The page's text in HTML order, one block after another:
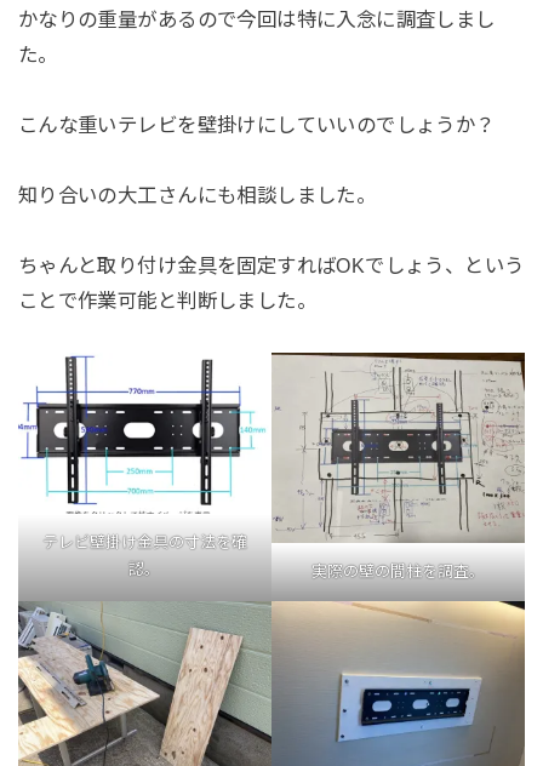
かなりの重量があるので今回は特に入念に調査しまし
た。
こんな重いテレビを壁掛けにしていいのでしょうか？
知り合いの大工さんにも相談しました。
ちゃんと取り付け金具を固定すればOKでしょう、という
ことで作業可能と判断しました。
テレビ壁掛け金具の寸法を確
認。
実際の壁の間柱を調査。